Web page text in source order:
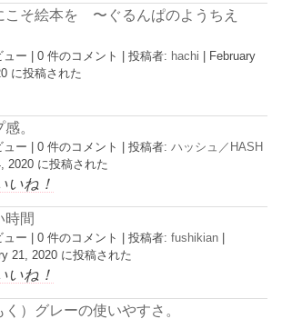
こそ絵本を 〜ぐるんぱのようちえ
ュー |0 件のコメント |投稿者: hachi | February
に投稿された
。
ュー |0 件のコメント |投稿者:ハッシュ／HASH
2020 に投稿された
いね！
時間
ュー |0 件のコメント |投稿者:fushikian
21, 2020 に投稿された
いね！
く）グレーの使いやすさ。